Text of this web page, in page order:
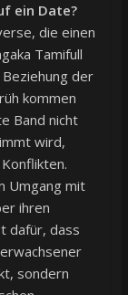
ein Date?
die einen
Tamifull
der
kommen
Band nicht
wird,
Umgang mit
ihren
dafür, dass
sondern